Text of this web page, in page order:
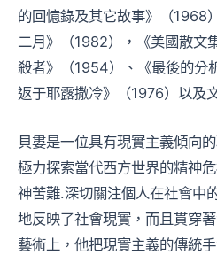
的回憶錄及其它故事》（1968
二月》（1982），《美國散文
殺者》（1954）、《最後的分
返于耶露撒冷》（1976）以及
貝婁是一位具有現實主義傾向
極力探索當代西方世界的精神
神苦難.深切關注個人在社會中
地反映了社會現實，而且貫穿
藝術上，他把現實主義的傳統